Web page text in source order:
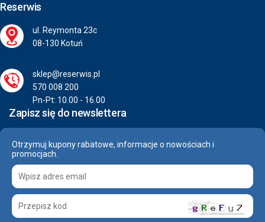
Reserwis
ul. Reymonta 23c
08-130 Kotuń
sklep@reserwis.pl
570 008 200
Pn-Pt: 10.00 - 16.00
Zapisz się do newslettera
Otrzymuj kupony rabatowe, informacje o nowościach i
promocjach.